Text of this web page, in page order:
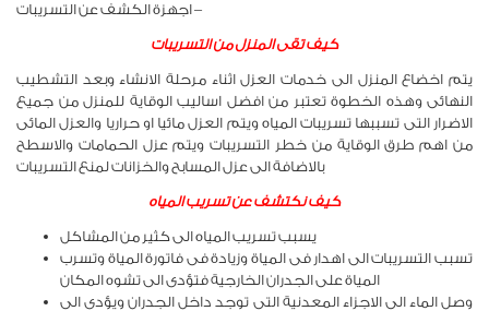
اجهزة الكشف عن التسريبات –
كيف تقى المنزل من التسريبات
يتم اخضاع المنزل الى خدمات العزل اثناء مرحلة الانشاء وبعد التشطيب
النهائى وهذه الخطوة تعتبر من افضل اساليب الوقاية للمنزل من جميع
الاضرار التى تسببها تسريبات المياه ويتم العزل مائيا او حراريا والعزل المائى
من اهم طرق الوقاية من خطر التسريبات ويتم عزل الحمامات والاسطح
بالاضافة الى عزل المسابح والخزانات لمنع التسريبات
كيف نكتشف عن تسريب المياه
يسبب تسريب المياه الى كثير من المشاكل
تسبب التسريبات الى اهدار فى المياة وزيادة فى فاتورة المياة وتسرب
المياة على الجدران الخارجية فتؤدى الى تشوه المكان
وصل الماء الى الاجزاء المعدنية التى توجد داخل الجدران ويؤدى الى